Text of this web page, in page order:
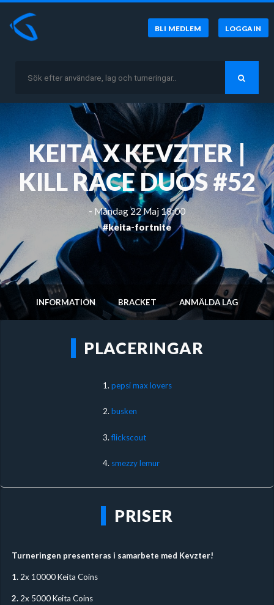
BLI MEDLEM LOGGA IN
KEITA X KEVZTER |
KILL RACE DUOS #52
- Måndag 22 Maj 18:00
#keita-fortnite
INFORMATION BRACKET ANMÄLDA LAG
PLACERINGAR
1. pepsi max lovers
2.busken
3.flickscout
4. smezzy lemur
PRISER
Turneringen presenteras i samarbete med Kevzter!
1.2x 10000 Keita Coins
2.2x 5000 Keita Coins